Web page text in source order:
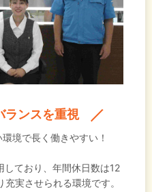
ランスを重視
境で長く働きやすい！
しており、年間休日数は12
実させられる環境です。